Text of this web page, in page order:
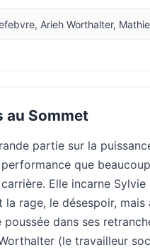
Arieh Worthalter,
au Sommet
partie sur la
que
Elle incarne Sylvie
rage, le désespoir, mais
dans ses
(le travailleur